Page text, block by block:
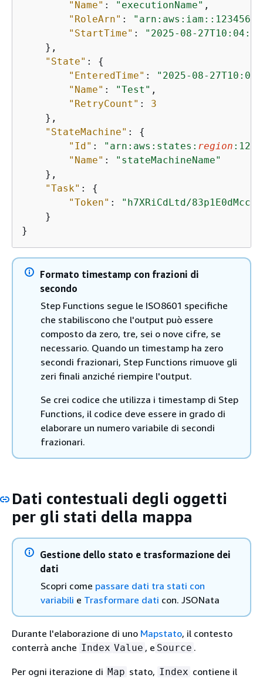
"Name" : "executionName" ,
"RoleArn" :
"StartTime" :
"2025-08-
    },
"State" : {
"EnteredTime" :
"2025-08-
"Name" : "Test" ,
"RetryCount" : 3
    },
"StateMachine" : {
"Id" : "arn:aws:states: region
"Name" :
"stateMachineName"
    },
"Task" : {
"Token" :
"h7XRiCdLtd/
    }
}
Formato timestamp con frazioni di
secondo
Step Functions segue le ISO8601 specifiche
che stabiliscono che l'output può essere
composto da zero, tre, sei o nove cifre, se
necessario. Quando un timestamp ha zero
secondi frazionari, Step Functions rimuove gli
zeri finali anziché riempire l'output.
Se crei codice che utilizza i timestamp di Step
Functions, il codice deve essere in grado di
elaborare un numero variabile di secondi
frazionari.
Dati contestuali degli oggetti
per gli stati della mappa
Gestione dello stato e trasformazione dei
dati
Scopri come passare dati tra stati con
variabili e Trasformare dati con. JSONata
Durante l'elaborazione di uno Mapstato, il contesto
conterrà anche Index Value , e Source .
Per ogni iterazione di Map stato, Index contiene il